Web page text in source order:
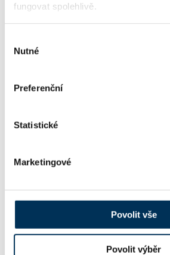
fungovat spolehlivě.
souhlasu
Nutné
Preferenční
Statistické
Marketingové
Povolit vše
Povolit výběr
BDO Legal s.r.o., advokátní kancelář
Email:
+420737994801